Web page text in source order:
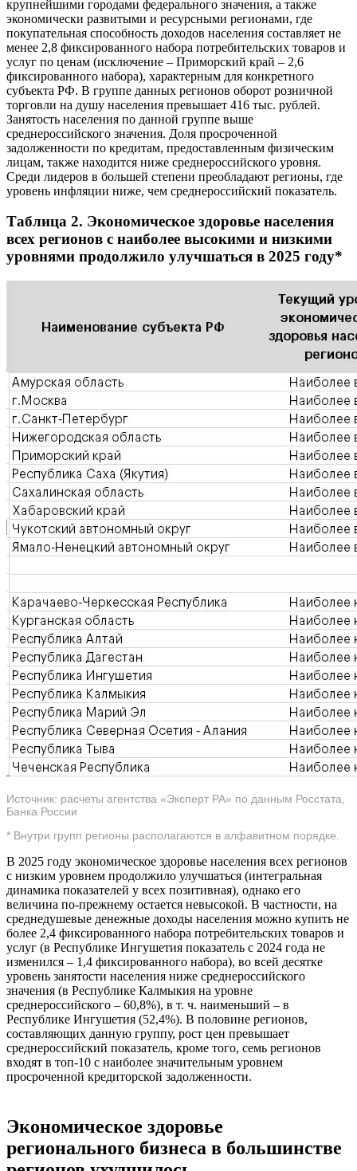
крупнейшими городами федерального значения, а также
экономически развитыми и ресурсными регионами, где
покупательная способность доходов населения составляет не
менее 2,8 фиксированного набора потребительских товаров и
услуг по ценам (исключение – Приморский край – 2,6
фиксированного набора), характерным для конкретного
субъекта РФ. В группе данных регионов оборот розничной
торговли на душу населения превышает 416 тыс. рублей.
Занятость населения по данной группе выше
среднероссийского значения. Доля просроченной
задолженности по кредитам, предоставленным физическим
лицам, также находится ниже среднероссийского уровня.
Среди лидеров в большей степени преобладают регионы, где
уровень инфляции ниже, чем среднероссийский показатель.
Таблица 2. Экономическое здоровье населения
всех регионов с наиболее высокими и низкими
уровнями продолжило улучшаться в 2025 году*
Источник: расчеты агентства «Эксперт РА» по данным Росстата,
Банка России
* Внутри групп регионы располагаются в алфавитном порядке.
В 2025 году экономическое здоровье населения всех регионов
с низким уровнем продолжило улучшаться (интегральная
динамика показателей у всех позитивная), однако его
величина по-прежнему остается невысокой. В частности, на
среднедушевые денежные доходы населения можно купить не
более 2,4 фиксированного набора потребительских товаров и
услуг (в Республике Ингушетия показатель с 2024 года не
изменился – 1,4 фиксированного набора), во всей десятке
уровень занятости населения ниже среднероссийского
значения (в Республике Калмыкия на уровне
среднероссийского – 60,8%), в т. ч. наименьший – в
Республике Ингушетия (52,4%). В половине регионов,
составляющих данную группу, рост цен превышает
среднероссийский показатель, кроме того, семь регионов
входят в топ-10 с наиболее значительным уровнем
просроченной кредиторской задолженности.
Экономическое здоровье
регионального бизнеса в большинстве